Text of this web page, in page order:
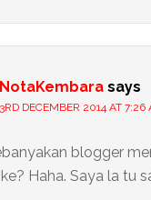
NotaKembara says
3RD DECEMBER 2014 AT 7:26
blogger
Haha. Saya la tu